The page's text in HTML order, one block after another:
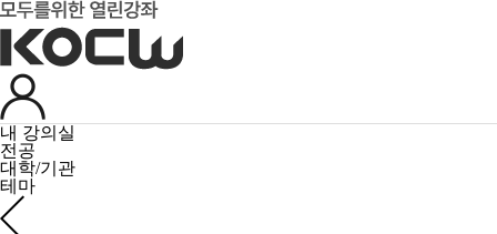
내 강의실
전공
대학/기관
테마